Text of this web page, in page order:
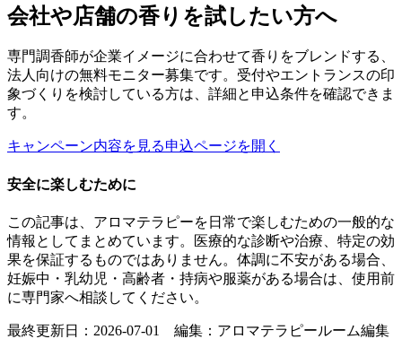
会社や店舗の香りを試したい方へ
専門調香師が企業イメージに合わせて香りをブレンドする、
法人向けの無料モニター募集です。受付やエントランスの印
象づくりを検討している方は、詳細と申込条件を確認できま
す。
キャンペーン内容を見る申込ページを開く
安全に楽しむために
この記事は、アロマテラピーを日常で楽しむための一般的な
情報としてまとめています。医療的な診断や治療、特定の効
果を保証するものではありません。体調に不安がある場合、
妊娠中・乳幼児・高齢者・持病や服薬がある場合は、使用前
に専門家へ相談してください。
最終更新日：2026-07-01 編集：アロマテラピールーム編集